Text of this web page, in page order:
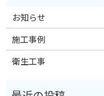
お知らせ
施工事例
衛生工事